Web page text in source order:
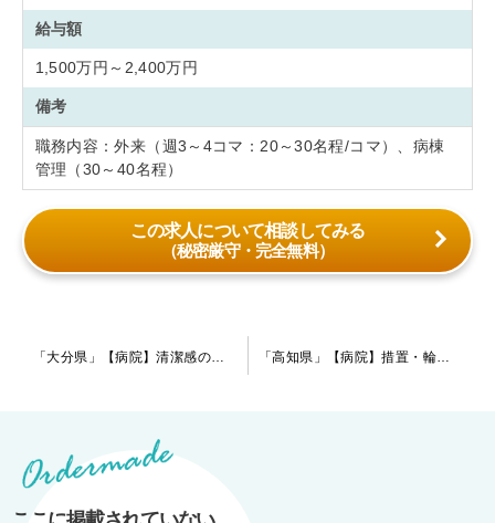
給与額
1,500万円～2,400万円
備考
職務内容：外来（週3～4コマ：20～30名程/コマ）、病棟
管理（30～40名程）
この求人について相談してみる
（秘密厳守・完全無料）
ゲ
「大分県」【病院】清潔感のあるオシャレな院内です！統合失調症・気分障害の患者様が多くを占めており、他は認知症・アルコール依存症の患者様がいらっしゃいます。 「高知県」【病院】措置・輪番対応なしの小規模の慢性期病院です。主に睡眠障害・発達障害の患者様が在院されております。指定医をお持ちの先生歓迎です。